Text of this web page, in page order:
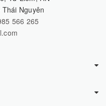
Nguyên
566 265